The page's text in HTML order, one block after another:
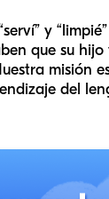
y
que su
misión
del